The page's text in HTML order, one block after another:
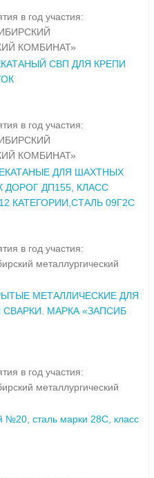
в год участия:
КОМБИНАТ»
СВП ДЛЯ КРЕПИ
в год участия:
КОМБИНАТ»
ДЛЯ ШАХТНЫХ
ДП155, КЛАСС
КАТЕГОРИИ,СТАЛЬ 09Г2С
в год участия:
металлургический
МЕТАЛЛИЧЕСКИЕ ДЛЯ
МАРКА «ЗАПСИБ
в год участия:
металлургический
№20, сталь марки 28С, класс